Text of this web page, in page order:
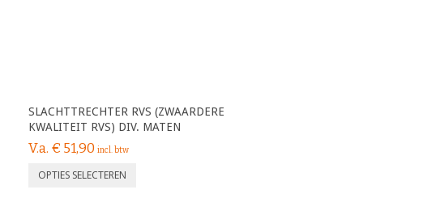
SLACHTTRECHTER RVS (ZWAARDERE
KWALITEIT RVS) DIV. MATEN
V.a. € 51,90 incl. btw
OPTIES SELECTEREN